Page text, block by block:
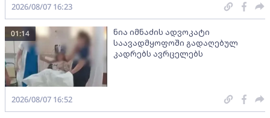
2026/08/07 16:23
ნია იმნაძის ადვოკატი
საავადმყოფოში გადაღებულ
კადრებს ავრცელებს
01:14
2026/08/07 16:52